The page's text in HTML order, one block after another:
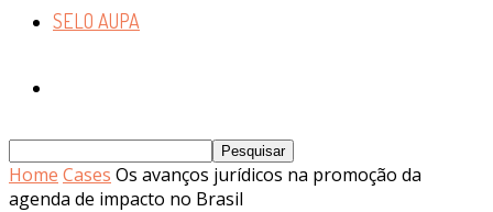
SELO AUPA
Home Cases Os avanços jurídicos na promoção da
agenda de impacto no Brasil